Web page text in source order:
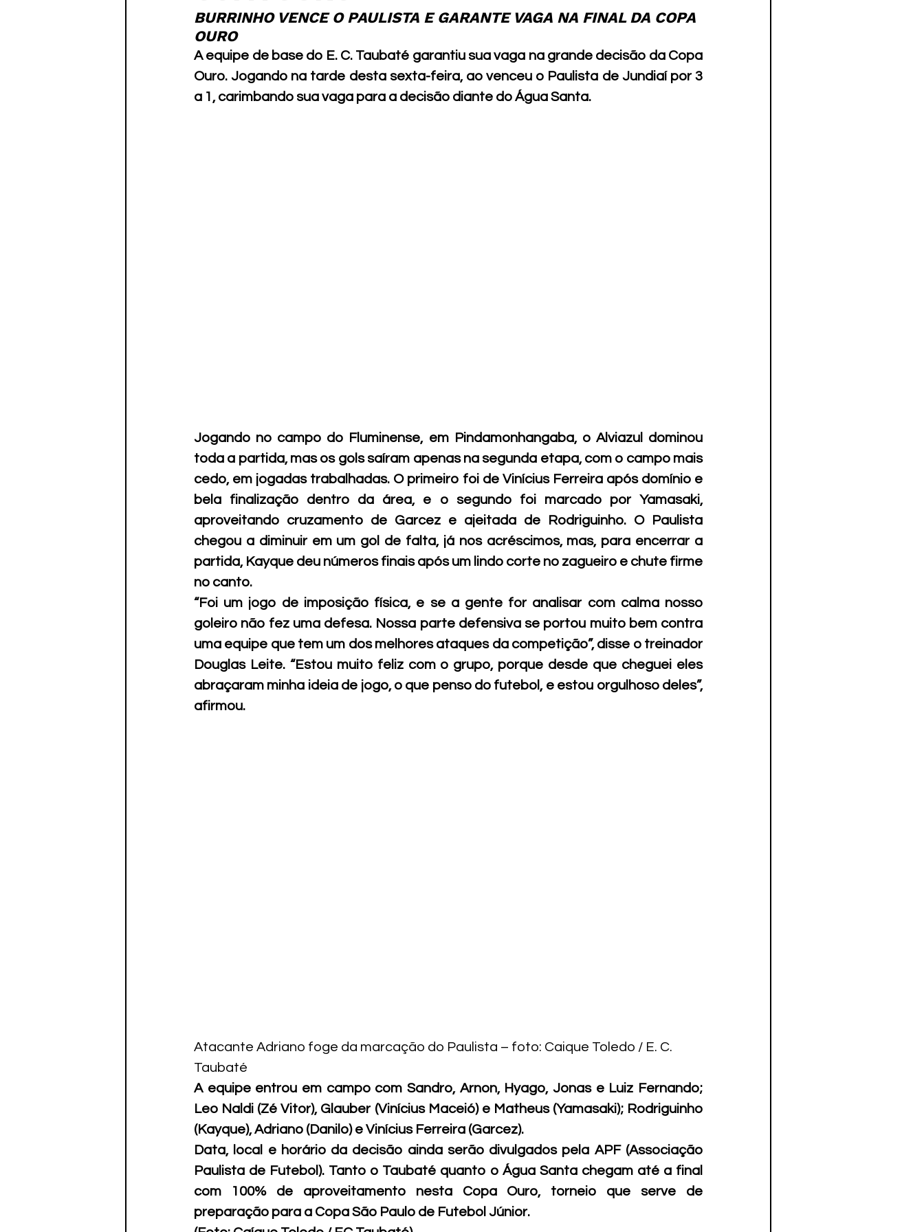
BURRINHO VENCE O PAULISTA E GARANTE VAGA NA FINAL DA COPA
OURO
A equipe de base do E. C. Taubaté garantiu sua vaga na grande decisão da Copa
Ouro. Jogando na tarde desta sexta-feira, ao venceu o Paulista de Jundiaí por 3
a 1, carimbando sua vaga para a decisão diante do Água Santa.
Jogando no campo do Fluminense, em Pindamonhangaba, o Alviazul dominou
toda a partida, mas os gols saíram apenas na segunda etapa, com o campo mais
cedo, em jogadas trabalhadas. O primeiro foi de Vinícius Ferreira após domínio e
bela finalização dentro da área, e o segundo foi marcado por Yamasaki,
aproveitando cruzamento de Garcez e ajeitada de Rodriguinho. O Paulista
chegou a diminuir em um gol de falta, já nos acréscimos, mas, para encerrar a
partida, Kayque deu números finais após um lindo corte no zagueiro e chute firme
no canto.
“Foi um jogo de imposição física, e se a gente for analisar com calma nosso
goleiro não fez uma defesa. Nossa parte defensiva se portou muito bem contra
uma equipe que tem um dos melhores ataques da competição”, disse o treinador
Douglas Leite. “Estou muito feliz com o grupo, porque desde que cheguei eles
abraçaram minha ideia de jogo, o que penso do futebol, e estou orgulhoso deles”,
afirmou.
Atacante Adriano foge da marcação do Paulista – foto: Caique Toledo / E. C.
Taubaté
A equipe entrou em campo com Sandro, Arnon, Hyago, Jonas e Luiz Fernando;
Leo Naldi (Zé Vitor), Glauber (Vinícius Maceió) e Matheus (Yamasaki); Rodriguinho
(Kayque), Adriano (Danilo) e Vinícius Ferreira (Garcez).
Data, local e horário da decisão ainda serão divulgados pela APF (Associação
Paulista de Futebol). Tanto o Taubaté quanto o Água Santa chegam até a final
com 100% de aproveitamento nesta Copa Ouro, torneio que serve de
preparação para a Copa São Paulo de Futebol Júnior.